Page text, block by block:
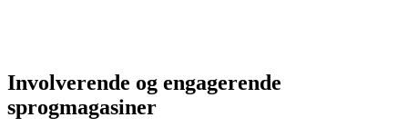
Involverende og engagerende
sprogmagasiner